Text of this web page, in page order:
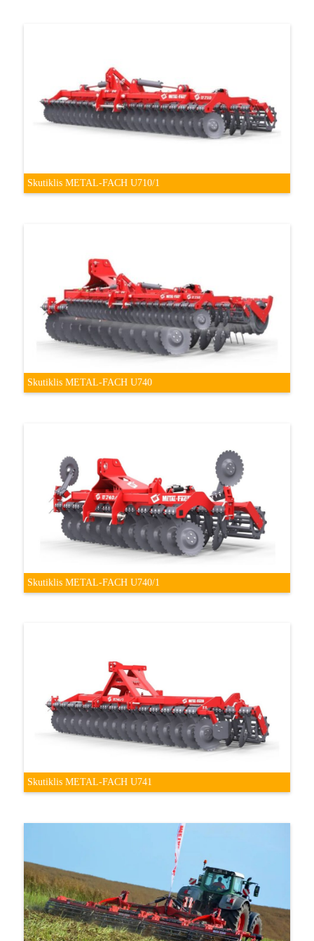
Skutiklis METAL-FACH U710/1
Skutiklis METAL-FACH U740
Skutiklis METAL-FACH U740/1
Skutiklis METAL-FACH U741